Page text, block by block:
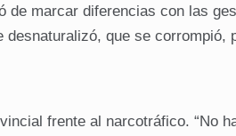
marcar diferencias con las
que se corrompió,
frente al narcotráfico. “No